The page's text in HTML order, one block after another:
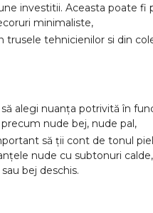
investitii. Aceasta poate fi
minimaliste,
trusele tehnicienilor si din
alegi nuanța potrivită în
nude bej, nude pal,
să ții cont de tonul
nude cu subtonuri
bej deschis.